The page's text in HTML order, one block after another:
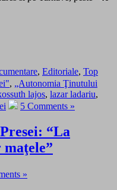
, Editoriale, Top
, „Autonomia Ţinutului
lajos, lazar ladariu,
5 Comments »
“La
»